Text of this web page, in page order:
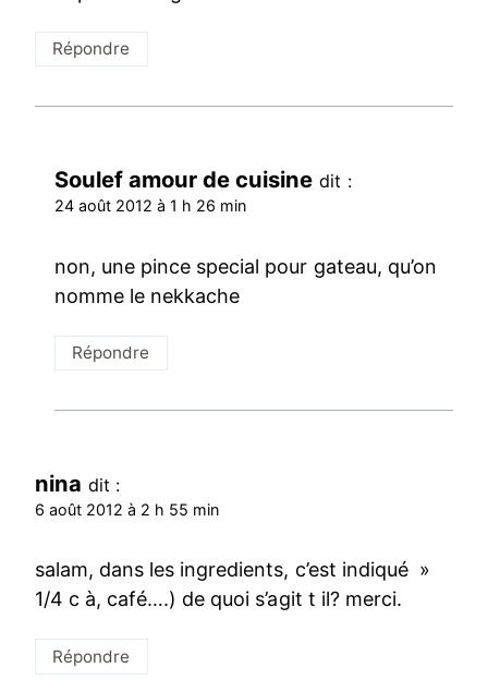
Répondre
Soulef amour de cuisine dit :
24 août 2012 à 1 h 26 min
non, une pince special pour gateau, qu’on
nomme le nekkache
Répondre
nina dit :
6 août 2012 à 2 h 55 min
salam, dans les ingredients, c’est indiqué »
1/4 c à, café….) de quoi s’agit t il? merci.
Répondre